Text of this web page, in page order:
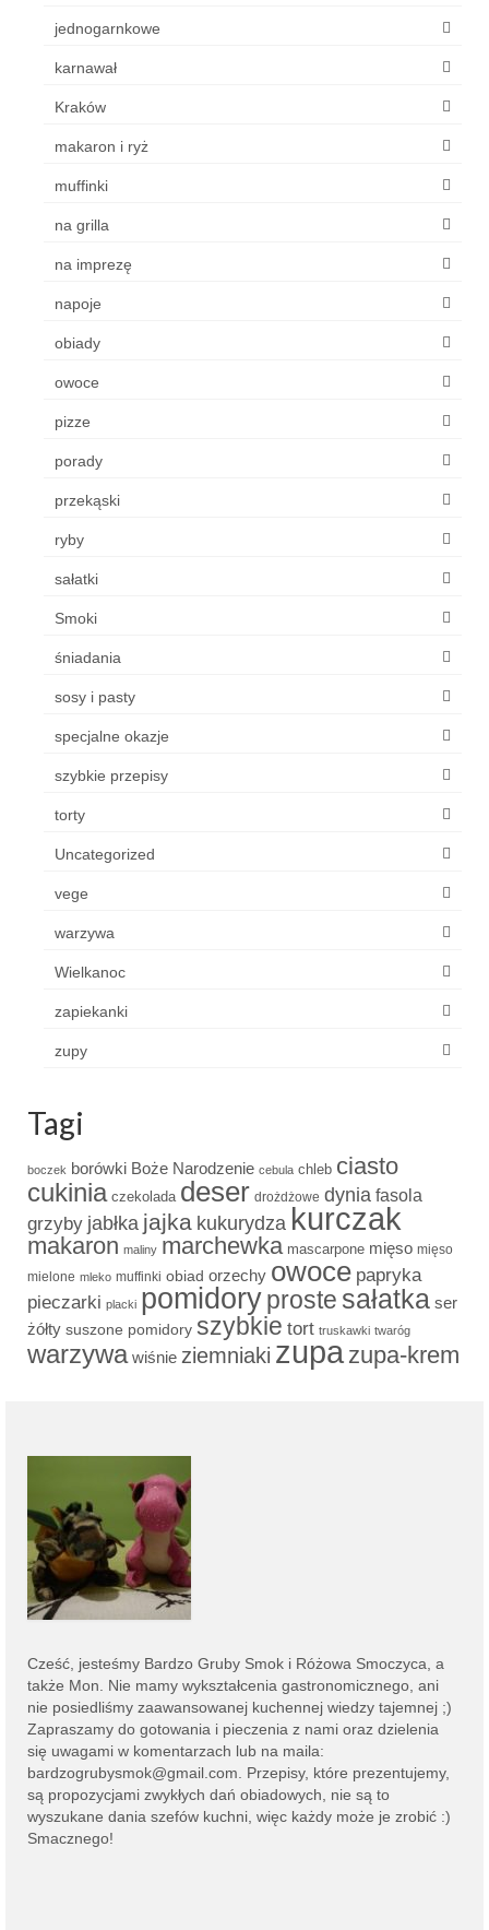
jednogarnkowe
karnawał
Kraków
makaron i ryż
muffinki
na grilla
na imprezę
napoje
obiady
owoce
pizze
porady
przekąski
ryby
sałatki
Smoki
śniadania
sosy i pasty
specjalne okazje
szybkie przepisy
torty
Uncategorized
vege
warzywa
Wielkanoc
zapiekanki
zupy
Tagi
boczek borówki Boże Narodzenie cebula chleb ciasto
cukinia czekolada deser drożdżowe dynia fasola
grzyby jabłka jajka kukurydza kurczak
makaron maliny marchewka mascarpone mięso mięso
mielone mleko muffinki obiad orzechy owoce papryka
pieczarki placki pomidoryproste sałatka ser
żółty suszone pomidory szybkie tort truskawki twaróg
warzywa wiśnie ziemniaki zupa zupa-krem
Cześć, jesteśmy Bardzo Gruby Smok i Różowa Smoczyca, a
także Mon. Nie mamy wykształcenia gastronomicznego, ani
nie posiedliśmy zaawansowanej kuchennej wiedzy tajemnej ;)
Zapraszamy do gotowania i pieczenia z nami oraz dzielenia
się uwagami w komentarzach lub na maila:
bardzogrubysmok@gmail.com . Przepisy, które prezentujemy,
są propozycjami zwykłych dań obiadowych, nie są to
wyszukane dania szefów kuchni, więc każdy może je zrobić :)
Smacznego!